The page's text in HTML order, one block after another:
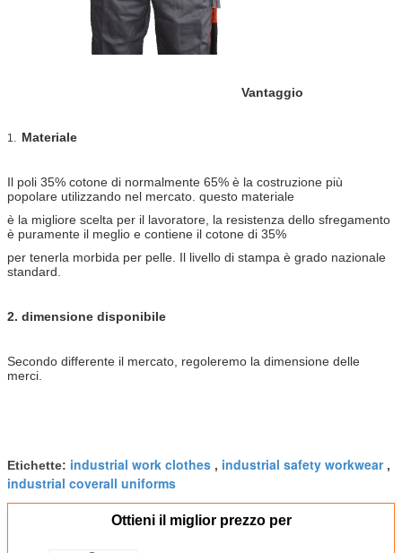
Vantaggio
1. Materiale
Il poli 35% cotone di normalmente 65% è la costruzione più
popolare utilizzando nel mercato. questo materiale
è la migliore scelta per il lavoratore, la resistenza dello sfregamento
è puramente il meglio e contiene il cotone di 35%
per tenerla morbida per pelle. Il livello di stampa è grado nazionale
standard.
2. dimensione disponibile
Secondo differente il mercato, regoleremo la dimensione delle
merci.
Etichette: industrial work clothes , industrial safety workwear,
industrial coverall uniforms
Ottieni il miglior prezzo per